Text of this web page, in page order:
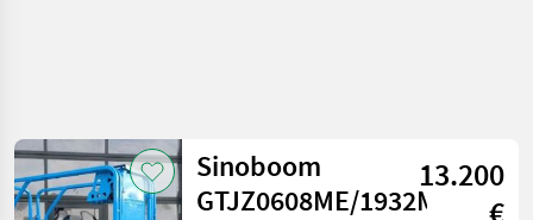
Kategorija 4 Država Filteri
Sinoboom
GTJZ0608ME/1932ME
13.200